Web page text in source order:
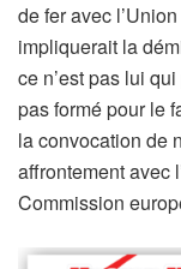
de fer avec
impliquerait la
ce n’est pas lui
pas formé pour le
la convocation de
affrontement avec
Commission